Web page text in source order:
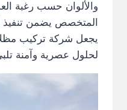
والألوان حسب رغبة
المتخصص يضمن تنفيذ
يجعل شركة تركيب
لحلول عصرية وآمنة